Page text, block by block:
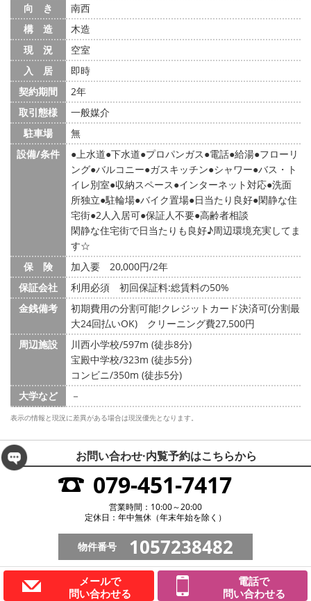
向 き
南西
構 造
木造
現 況
空室
入 居
即時
契約期間
2年
取引態様
一般媒介
駐車場
無
設備/条件
上水道 下水道 プロパンガス 電話 給湯 フローリ
ング バルコニー ガスキッチン シャワー バス・ト
イレ別室 収納スペース インターネット対応 洗面
所独立 駐輪場 バイク置場 日当たり良好 閑静な住
宅街 2人入居可 保証人不要 高齢者相談
閑静な住宅街で日当たりも良好♪周辺環境充実してま
す☆
保 険
加入要 20,000円/2年
保証会社
利用必須 初回保証料:総賃料の50%
金銭備考
初期費用の分割可能!クレジットカード決済可(分割最
大24回払いOK) クリーニング費27,500円
周辺施設
川西小学校/597m (徒歩8分)
宝殿中学校/323m (徒歩5分)
コンビニ/350m (徒歩5分)
大学など
－
表示の情報と現況に差異がある場合は現況優先となります。
お問い合わせ·内覧予約はこちらから
079-451-7417
営業時間：10:00～20:00
定休日：年中無休（年末年始を除く）
物件番号 1057238482
メールで
問い合わせる
電話で
問い合わせる